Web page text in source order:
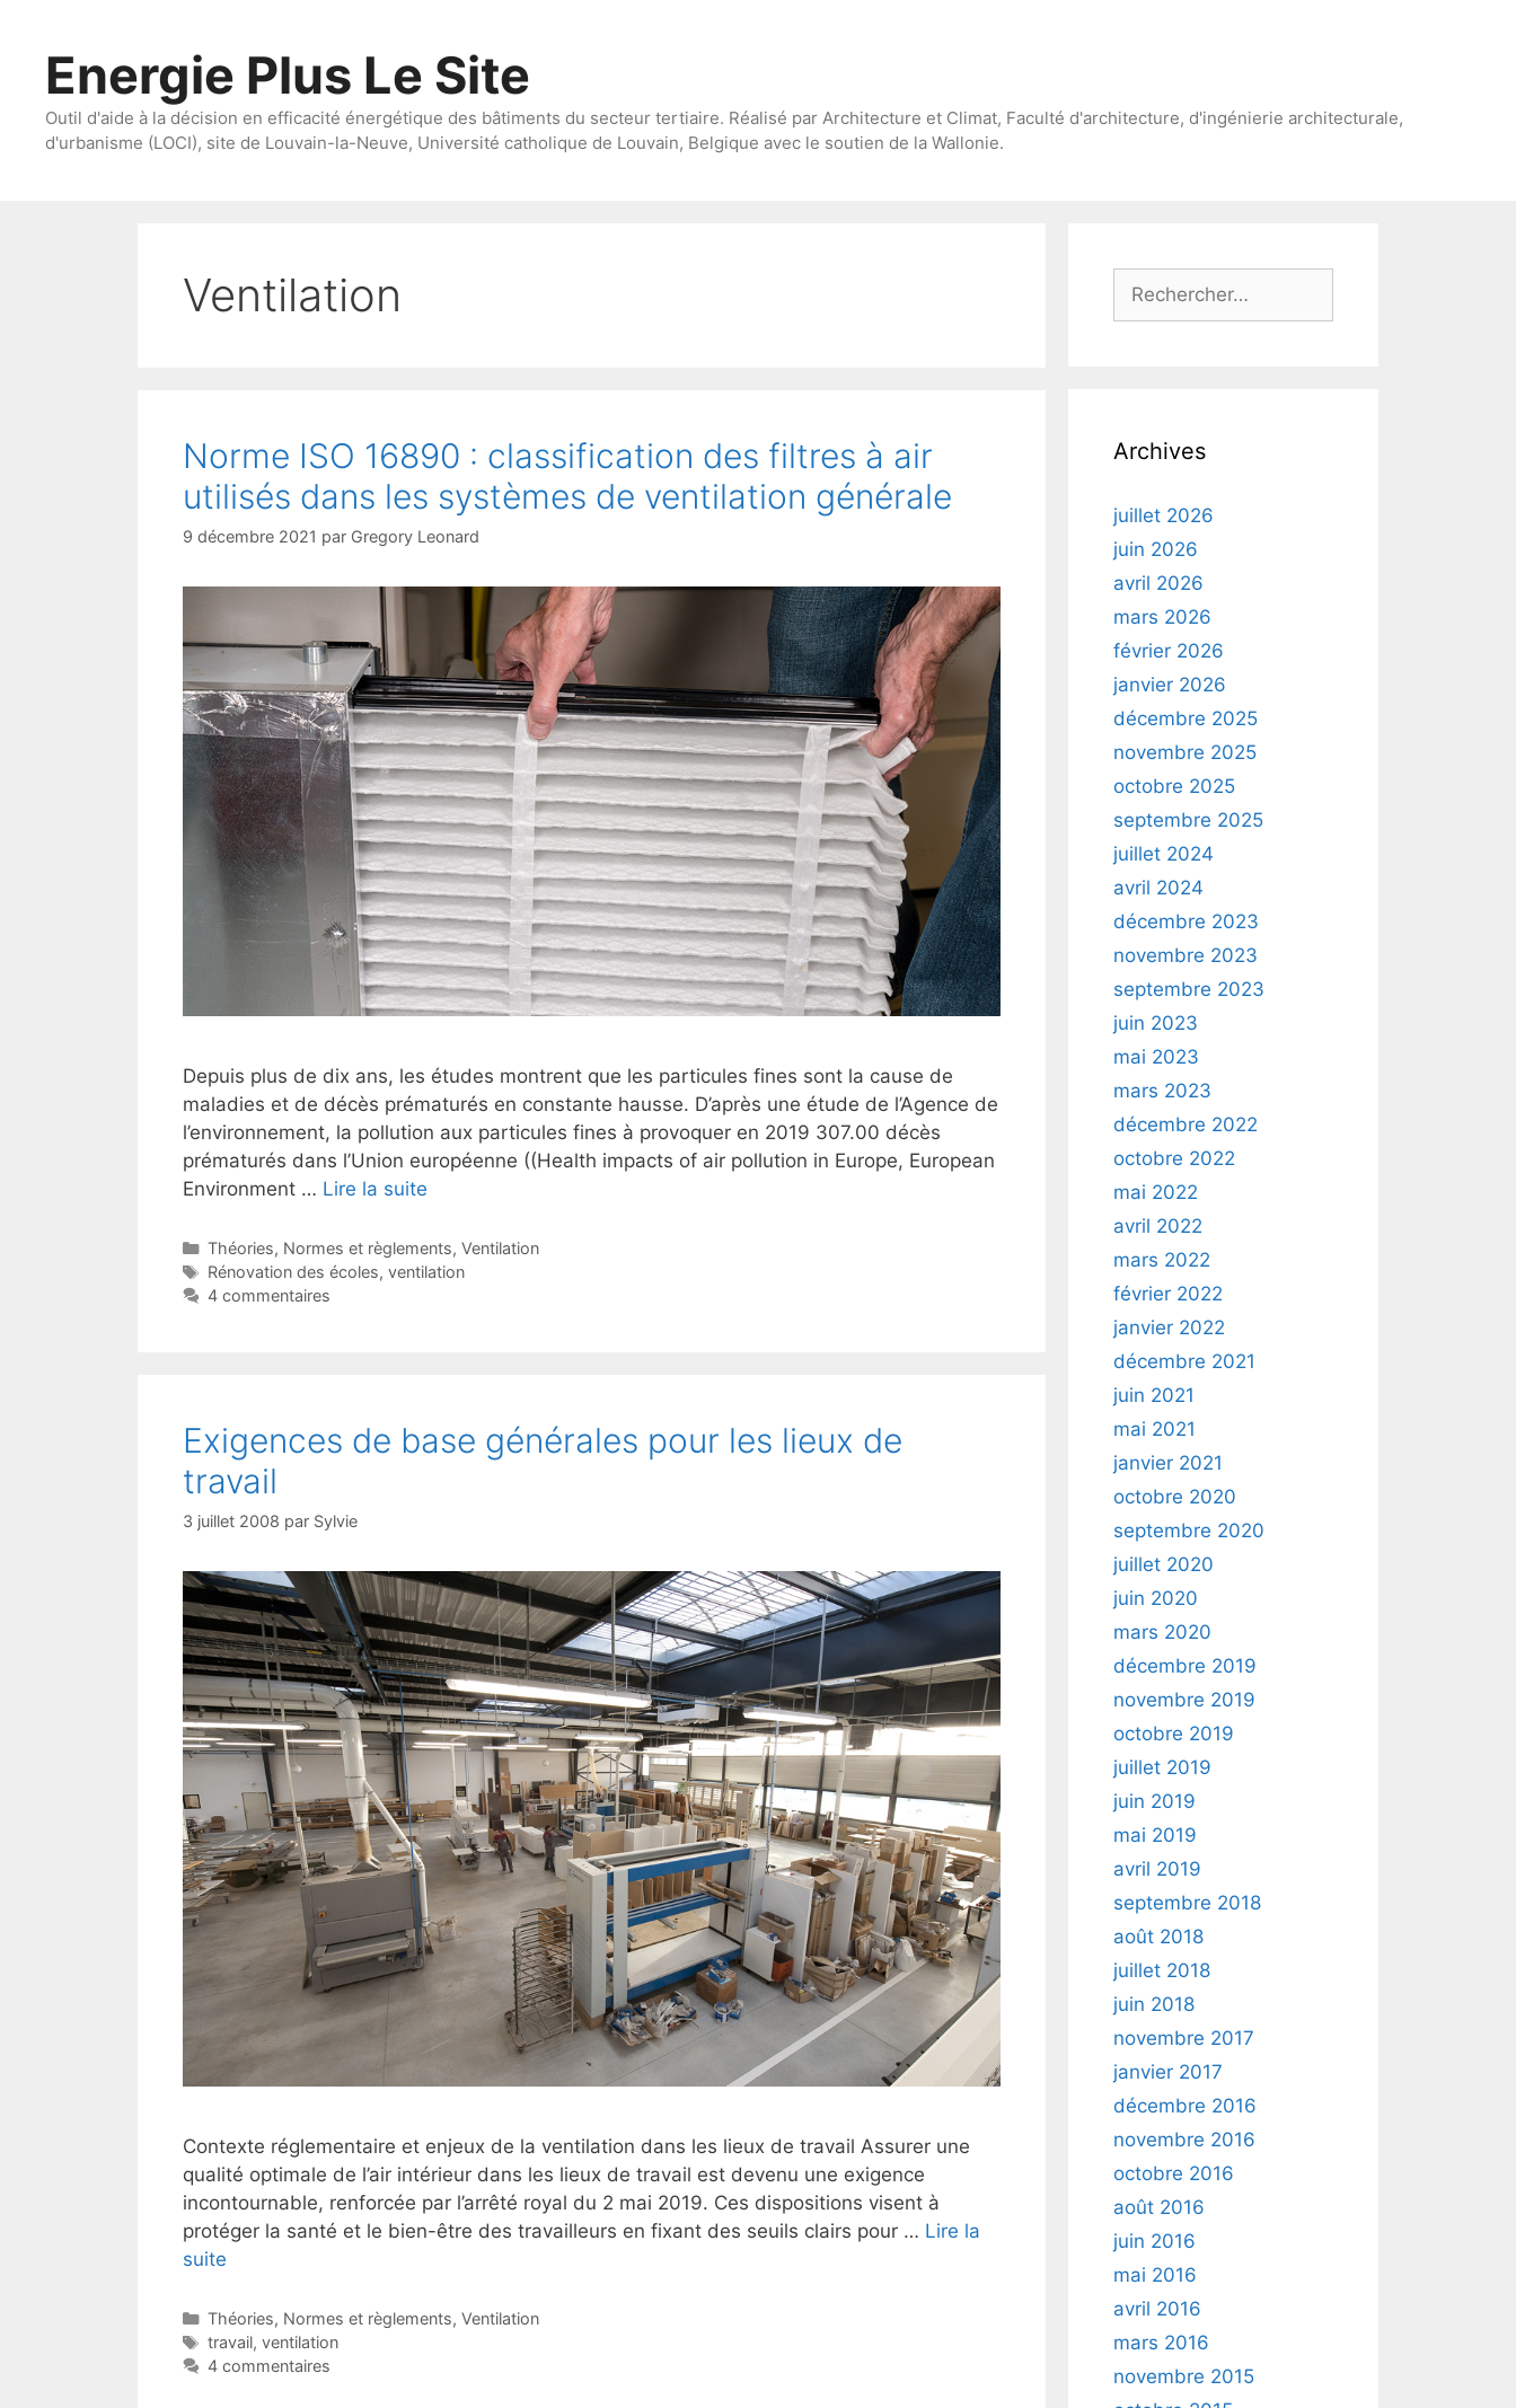
contenuEnergie Plus Le Site
Outil d'aide à la décision en efficacité énergétique des bâtiments du secteur tertiaire. Réalisé par Architecture et Climat, Faculté d'architecture, d'ingénierie architecturale,
d'urbanisme (LOCI), site de Louvain-la-Neuve, Université catholique de Louvain, Belgique avec le soutien de la Wallonie.
Ventilation
Norme ISO 16890 : classification des filtres à air
utilisés dans les systèmes de ventilation générale
9 décembre 2021 par Gregory Leonard
Depuis plus de dix ans, les études montrent que les particules fines sont la cause de
maladies et de décès prématurés en constante hausse. D’après une étude de l’Agence de
l’environnement, la pollution aux particules fines à provoquer en 2019 307.00 décès
prématurés dans l’Union européenne ((Health impacts of air pollution in Europe, European
Environment … Lire la suite
Catégories
Théories, Normes et règlements, Ventilation
Étiquettes
Rénovation des écoles, ventilation
4 commentaires
Exigences de base générales pour les lieux de
travail
3 juillet 2008 par Sylvie
Contexte réglementaire et enjeux de la ventilation dans les lieux de travail Assurer une
qualité optimale de l’air intérieur dans les lieux de travail est devenu une exigence
incontournable, renforcée par l’arrêté royal du 2 mai 2019. Ces dispositions visent à
protéger la santé et le bien-être des travailleurs en fixant des seuils clairs pour … Lire la
suite
Catégories
Théories, Normes et règlements, Ventilation
Étiquettes
travail, ventilation
4 commentaires
Rechercher :
Archives
juillet 2026
juin 2026
avril 2026
mars 2026
février 2026
janvier 2026
décembre 2025
novembre 2025
octobre 2025
septembre 2025
juillet 2024
avril 2024
décembre 2023
novembre 2023
septembre 2023
juin 2023
mai 2023
mars 2023
décembre 2022
octobre 2022
mai 2022
avril 2022
mars 2022
février 2022
janvier 2022
décembre 2021
juin 2021
mai 2021
janvier 2021
octobre 2020
septembre 2020
juillet 2020
juin 2020
mars 2020
décembre 2019
novembre 2019
octobre 2019
juillet 2019
juin 2019
mai 2019
avril 2019
septembre 2018
août 2018
juillet 2018
juin 2018
novembre 2017
janvier 2017
décembre 2016
novembre 2016
octobre 2016
août 2016
juin 2016
mai 2016
avril 2016
mars 2016
novembre 2015